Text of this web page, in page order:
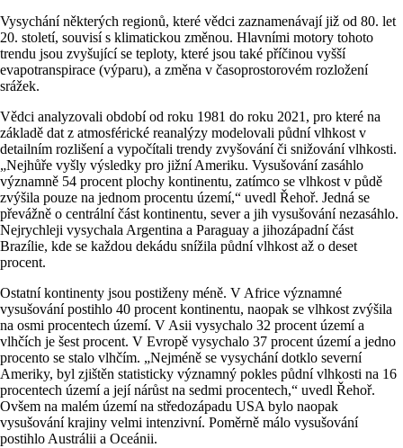
Vysychání některých regionů, které vědci zaznamenávají již od 80. let
20. století, souvisí s klimatickou změnou. Hlavními motory tohoto
trendu jsou zvyšující se teploty, které jsou také příčinou vyšší
evapotranspirace (výparu), a změna v časoprostorovém rozložení
srážek.
Vědci analyzovali období od roku 1981 do roku 2021, pro které na
základě dat z atmosférické reanalýzy modelovali půdní vlhkost v
detailním rozlišení a vypočítali trendy zvyšování či snižování vlhkosti.
„Nejhůře vyšly výsledky pro jižní Ameriku. Vysušování zasáhlo
významně 54 procent plochy kontinentu, zatímco se vlhkost v půdě
zvýšila pouze na jednom procentu území,“ uvedl Řehoř. Jedná se
převážně o centrální část kontinentu, sever a jih vysušování nezasáhlo.
Nejrychleji vysychala Argentina a Paraguay a jihozápadní část
Brazílie, kde se každou dekádu snížila půdní vlhkost až o deset
procent.
Ostatní kontinenty jsou postiženy méně. V Africe významné
vysušování postihlo 40 procent kontinentu, naopak se vlhkost zvýšila
na osmi procentech území. V Asii vysychalo 32 procent území a
vlhčích je šest procent. V Evropě vysychalo 37 procent území a jedno
procento se stalo vlhčím. „Nejméně se vysychání dotklo severní
Ameriky, byl zjištěn statisticky významný pokles půdní vlhkosti na 16
procentech území a její nárůst na sedmi procentech,“ uvedl Řehoř.
Ovšem na malém území na středozápadu USA bylo naopak
vysušování krajiny velmi intenzivní. Poměrně málo vysušování
postihlo Austrálii a Oceánii.